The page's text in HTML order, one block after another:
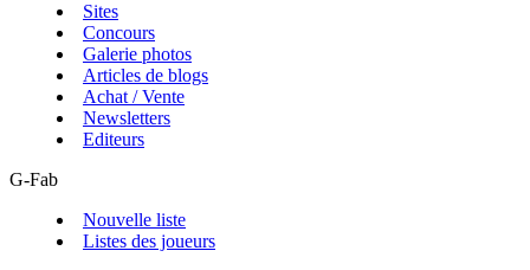
Sites
Concours
Galerie photos
Articles de blogs
Achat / Vente
Newsletters
Editeurs
G-Fab
Nouvelle liste
Listes des joueurs